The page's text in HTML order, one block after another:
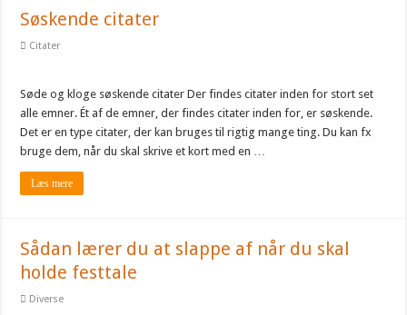
Søskende citater
Citater
Søde og kloge søskende citater Der findes citater inden for stort set
alle emner. Ét af de emner, der findes citater inden for, er søskende.
Det er en type citater, der kan bruges til rigtig mange ting. Du kan fx
bruge dem, når du skal skrive et kort med en …
Læs mere
Sådan lærer du at slappe af når du skal
holde festtale
Diverse